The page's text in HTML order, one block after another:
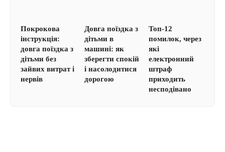
Покрокова
інструкція:
довга поїздка з
дітьми без
зайвих витрат і
нервів
Довга поїздка з
дітьми в
машині: як
зберегти спокій
і насолодитися
дорогою
Топ-12
помилок, через
які
електронний
штраф
приходить
несподівано